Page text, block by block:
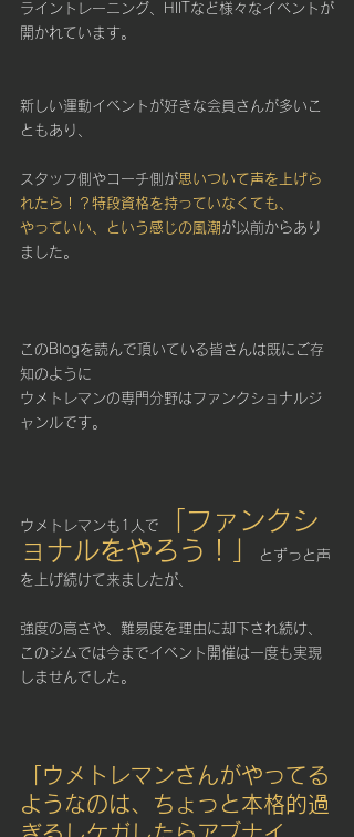
ライントレーニング、HIITなど様々なイベントが
開かれています。
新しい運動イベントが好きな会員さんが多いこ
ともあり、
スタッフ側やコーチ側が思いついて声を上げら
れたら！？特段資格を持っていなくても、
やっていい、という感じの風潮が以前からあり
ました。
このBlogを読んで頂いている皆さんは既にご存
知のように
ウメトレマンの専門分野はファンクショナルジ
ャンルです。
ウメトレマンも1人で
「ファンクシ
ョナルをやろう！」
とずっと声
を上げ続けて来ましたが、
強度の高さや、難易度を理由に却下され続け、
このジムでは今までイベント開催は一度も実現
しませんでした。
「ウメトレマンさんがやってる
ようなのは、ちょっと本格的過
ぎるしケガしたらアブナイ